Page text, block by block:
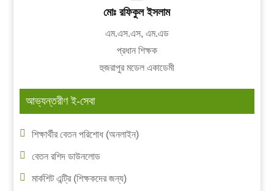
মোঃ রফিকুল ইসলাম
এম.এস.এস, এম.এড
প্রধান শিক্ষক
হুজরাপুর মডেল একাডেমী
আভ্যন্তরীণ ই-সেবা
শিক্ষার্থীর বেতন পরিশোধ (অনলাইন)
বেতন রশিদ ডাউনলোড
মার্কশিট এন্ট্রি (শিক্ষকদের জন্য)